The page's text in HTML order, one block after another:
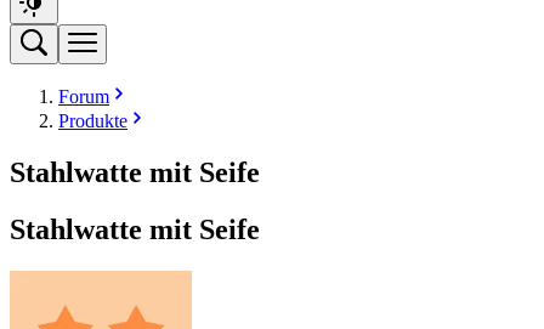
Forum
Produkte
Stahlwatte mit Seife
Stahlwatte mit Seife